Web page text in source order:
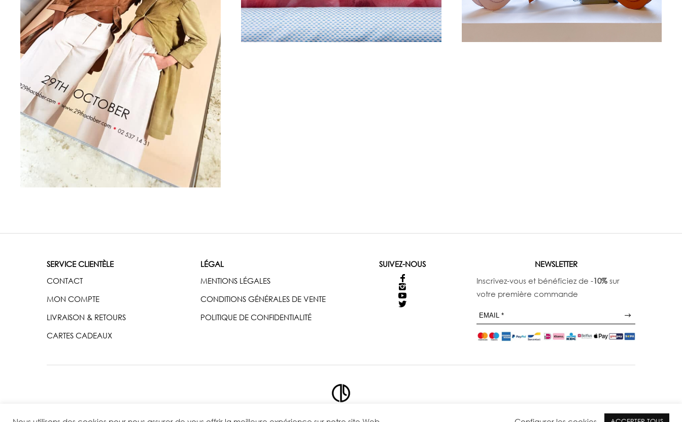
SERVICE CLIENTÈLE
CONTACT
MON COMPTE
LIVRAISON & RETOURS
CARTES CADEAUX
LÉGAL
MENTIONS LÉGALES
CONDITIONS GÉNÉRALES DE VENTE
POLITIQUE DE CONFIDENTIALITÉ
SUIVEZ-NOUS
NEWSLETTER
Inscrivez-vous et bénéficiez de -10% sur
votre première commande